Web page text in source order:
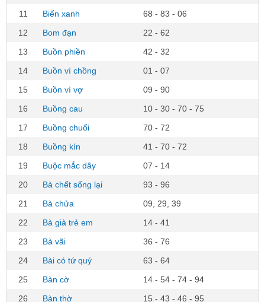
11
Biển xanh
68 - 83 - 06
12
Bom đạn
22 - 62
13
Buồn phiền
42 - 32
14
Buồn vì chồng
01 - 07
15
Buồn vì vợ
09 - 90
16
Buồng cau
10 - 30 - 70 - 75
17
Buồng chuối
70 - 72
18
Buồng kín
41 - 70 - 72
19
Buộc mắc dây
07 - 14
20
Bà chết sống lại
93 - 96
21
Bà chửa
09, 29, 39
22
Bà già trẻ em
14 - 41
23
Bà vãi
36 - 76
24
Bài có tứ quý
63 - 64
25
Bàn cờ
14 - 54 - 74 - 94
26
Bàn thờ
15 - 43 - 46 - 95